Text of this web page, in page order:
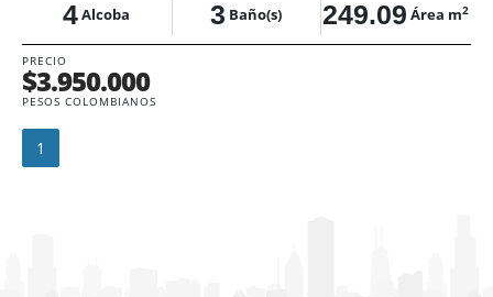
4Alcoba 3 Baño(s) 249.09 Área m2
PRECIO
$3.950.000
PESOS COLOMBIANOS
1